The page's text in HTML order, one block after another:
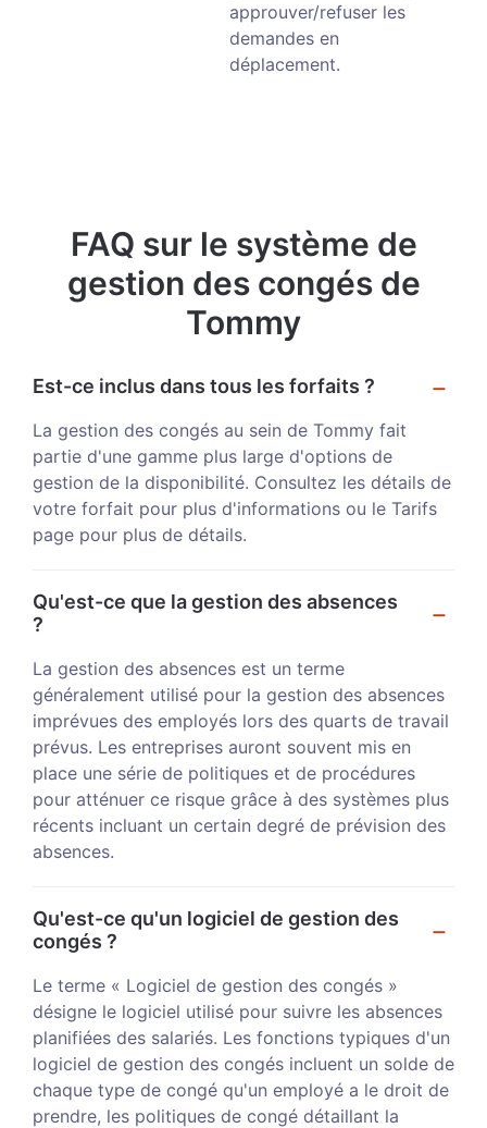
approuver/refuser les
demandes en
déplacement.
FAQ sur le système de
gestion des congés de
Tommy
Est-ce inclus dans tous les forfaits ?
La gestion des congés au sein de Tommy fait
partie d'une gamme plus large d'options de
gestion de la disponibilité. Consultez les détails de
votre forfait pour plus d'informations ou le Tarifs
page pour plus de détails.
Qu'est-ce que la gestion des absences
?
La gestion des absences est un terme
généralement utilisé pour la gestion des absences
imprévues des employés lors des quarts de travail
prévus. Les entreprises auront souvent mis en
place une série de politiques et de procédures
pour atténuer ce risque grâce à des systèmes plus
récents incluant un certain degré de prévision des
absences.
Qu'est-ce qu'un logiciel de gestion des
congés ?
Le terme « Logiciel de gestion des congés »
désigne le logiciel utilisé pour suivre les absences
planifiées des salariés. Les fonctions typiques d'un
logiciel de gestion des congés incluent un solde de
chaque type de congé qu'un employé a le droit de
prendre, les politiques de congé détaillant la